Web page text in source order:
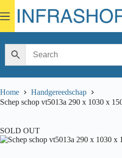
to
content
Home
Handgereedschap
Schep schop vt5013a 290 x 1030 x
SOLD OUT